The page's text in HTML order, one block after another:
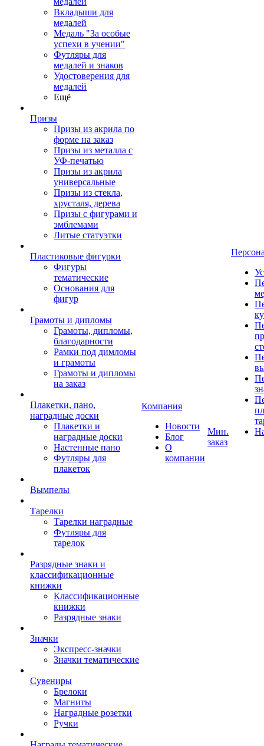
Вкладыши для
медалей
Медаль "За особые
успехи в учении"
Футляры для
медалей и знаков
Удостоверения для
медалей
Ещё
Призы
Призы из акрила по
форме на заказ
Призы из металла с
УФ-печатью
Призы из акрила
универсальные
Призы из стекла,
хрусталя, дерева
Призы с фигурами и
эмблемами
Литые статуэтки
Пластиковые фигурки
Фигуры
тематические
Основания для
фигур
Грамоты и дипломы
Грамоты, дипломы,
благодарности
Рамки под димломы
и грамоты
Грамоты и дипломы
на заказ
Плакетки, пано,
наградные доски
Плакетки и
наградные доски
Настенные пано
Футляры для
плакеток
Вымпелы
Тарелки
Тарелки наградные
Футляры для
тарелок
Разрядные знаки и
классификационные
книжки
Классификационные
книжки
Разрядные знаки
Значки
Экспресс-значки
Значки тематические
Сувениры
Брелоки
Магниты
Наградные розетки
Ручки
Компания
Новости
Блог
О
компании
Мин.
заказ